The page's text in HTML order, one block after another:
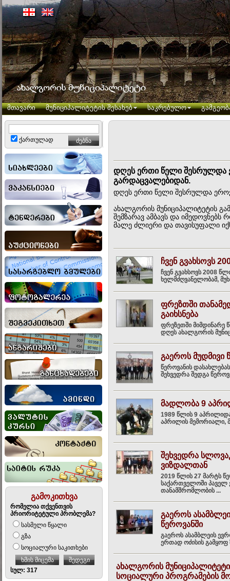
მთავარი მუნიციპალიტეტის შესახებ საკრებულო
ქართულად
გამოკითხვა
რომელია თქვენთვის
პრიორიტეტული პრობლემა?
სასმელი წყალი
გზა
სოციალური საკითხები
ხმის მიცემა
შედეგი
სულ: 317
დღეს ერთი წელი შესრულდა
გარდაცვალებიდან.
დღეს ერთი წელი შესრულდა
ახალგორის მუნიციპალიტეტის
შემზარავ ამბავს და
მალე ძლიერი და თავისუფალი
ჩვენ გვახსოვს
ჩვენ გვახსოვს 2008
ხელმძღვანელობამ,
ფრეზთში
გაიხსნება
ფრეზეთში მიმდინარე
დღეს ახალგორის
გაეროს მუდმივი
წეროვანის
შეხვედრა შედგა
მადლობა 9
1989 წლის 9
აპრილის მემორიალი,
შეხვედრა
ვიზდალთან
2019 წლის 27 მარტს
საქართველოში პაველ
თანამშრომლობის ...
გაეროს
წეროვანში
გაეროს ასამბლეის
ერთად ოძისის
ახალგორის
სოციალური პროგრამების